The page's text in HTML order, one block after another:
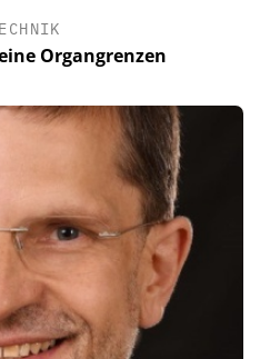
Organgrenzen